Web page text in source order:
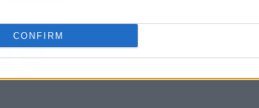
CONFIRM